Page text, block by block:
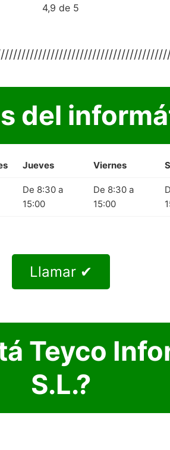
4,9 de 5
del
Jueves Viernes
De 8:30 a
15:00
De 8:30 a
15:00
Llamar ✔
Teyco
S.L.?